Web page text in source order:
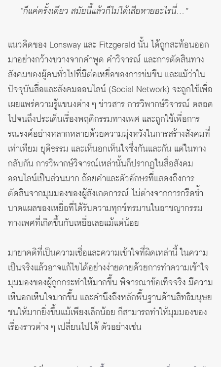
“ก็แค่ครั้งเดียว สมัยนี้แล้วก็ไม่ได้เสียหายอะไรนี่…”
แนวคิดของ Lonsway และ Fitzgerald นั้น ได้ถูกสะท้อนออก
มาอย่างกว้างขวางจากคำพูด คำวิจารณ์ และการตัดสินทาง
สังคมของผู้คนทั่วไปที่มีต่อเหยื่อของการข่มขืน และแม้ว่าใน
ปัจจุบันสื่อและสังคมออนไลน์ (Social Network) จะถูกใช้เพื่อ
เผยแพร่ความรู้แขนงต่าง ๆ ข่าวสาร การวิพากษ์วิจารณ์ ตลอด
ไปจนถึงประเด็นเรื่องพฤติกรรมทางเพศ และถูกใช้เพื่อการ
รณรงค์อย่างหลากหลายด้วยความมุ่งหวังในการสร้างสังคมที่
เท่าเทียม ยุติธรรม และเห็นอกเห็นใจซึ่งกันและกัน แต่ในทาง
กลับกัน การวิพากษ์วิจารณ์เหล่านั้นก็ปรากฏในสื่อสังคม
ออนไลน์เป็นส่วนมาก ถ้อยคำและตัวอักษรที่แสดงถึงการ
ตัดสินจากมุมมองของผู้สังเกตการณ์ ไม่ต่างจากการกรีดซ้ำ
บาดแผลของเหยื่อที่ได้รับความทุกข์ทรมานในอาชญากรรม
ทางเพศที่เกิดขึ้นกับเหยื่อเลยแม้แต่น้อย
มายาคติที่เป็นความเชื่อและความเข้าใจที่ผิดเหล่านี้ ในความ
เป็นจริงแล้วอาจแก้ไขได้อย่างง่ายดายด้วยการทำความเข้าใจ
มุมมองของผู้ถูกกระทำให้มากขึ้น พิจารณาข้อเท็จจริง มีความ
เห็นอกเห็นใจมากขึ้น และคำนึงถึงหลักพื้นฐานด้านสิทธิมนุษย
ชนให้มากยิ่งขึ้นแม้เพียงเล็กน้อย ก็สามารถทำให้มุมมองของ
เรื่องราวต่าง ๆ เปลี่ยนไปได้ ตัวอย่างเช่น